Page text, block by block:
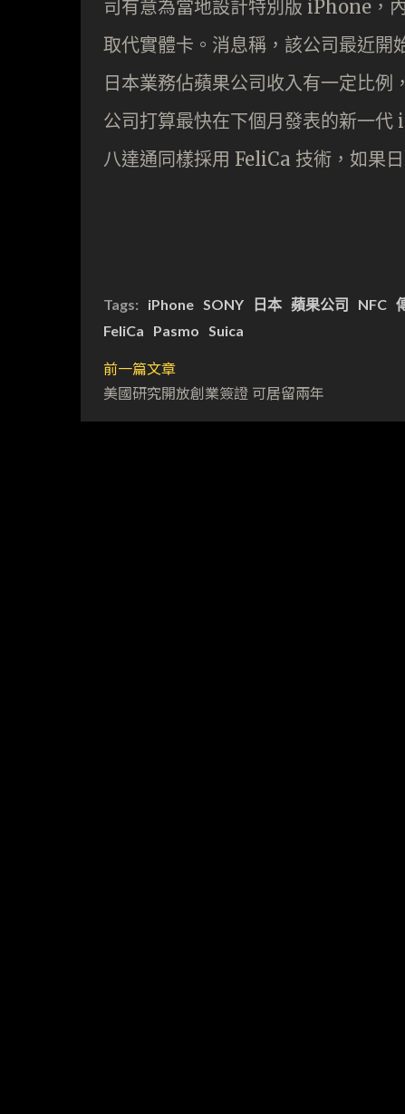
司有意為當地設計特別版 iPhone，
取代實體卡。消息稱，該公司最近開
日本業務佔蘋果公司收入有一定比例
公司打算最快在下個月發表的新一代
八達通同樣採用 FeliCa 技術，如果
Tags: iPhone SONY 日本 蘋果公司 NFC
FeliCa
Pasmo Suica
前一篇文章
美國研究開放創業簽證 可居留兩年